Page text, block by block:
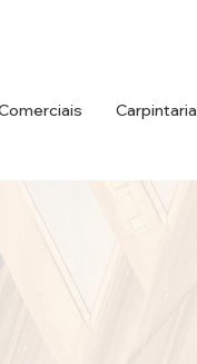
Carpintaria